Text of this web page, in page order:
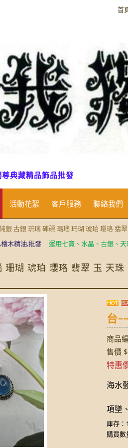
首
尊典藏精品飾品批發
活動花絮 客戶服務 聯絡我們
銀 古銀 琉璃 硨磲 瑪瑙 珊瑚 琥珀 瓔珞 翡
油,批發 運用七寶、水晶、古銀、天珠、
珊瑚 琥珀 瓔珞 翡翠 玉 天
台
商品
售價 $
特惠
海水
項墜
庫存：1
購買數